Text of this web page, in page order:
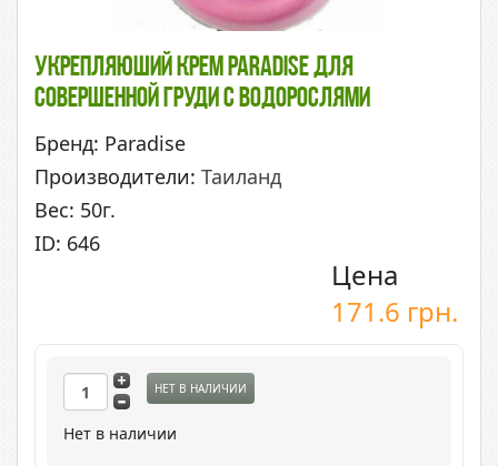
Укрепляюший Крем Paradise Для
Совершенной Груди С Водорослями
Бренд: Paradise
Производители: Таиланд
Вес: 50г.
ID: 646
Цена
171.6 грн.
НЕТ В НАЛИЧИИ
Нет в наличии